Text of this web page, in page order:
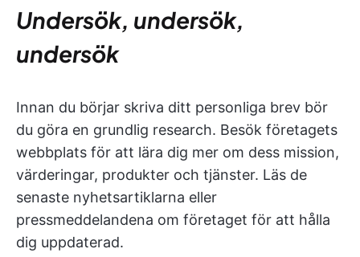
Undersök, undersök,
undersök
Innan du börjar skriva ditt personliga brev bör
du göra en grundlig research. Besök företagets
webbplats för att lära dig mer om dess mission,
värderingar, produkter och tjänster. Läs de
senaste nyhetsartiklarna eller
pressmeddelandena om företaget för att hålla
dig uppdaterad.